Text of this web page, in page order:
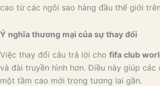
cao từ các ngôi sao hàng đầu thế giới
Ý nghĩa thương mại của sự thay đổi
Việc thay đổi câu trả lời cho fifa club
và đài truyền hình hơn. Điều này giúp
một tầm cao mới trong tương lai gần.